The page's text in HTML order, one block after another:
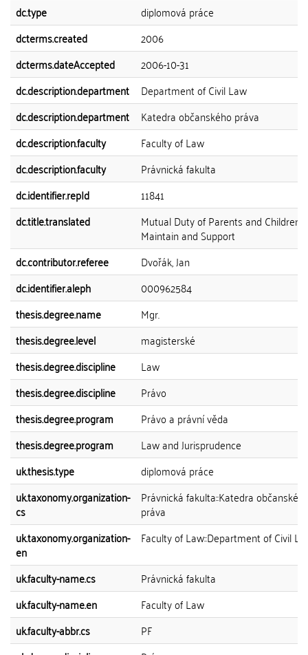
dc.type
diplomová práce
dcterms.created
2006
dcterms.dateAccepted
2006-10-31
dc.description.department
Department of Civil Law
dc.description.department
Katedra občanského práva
dc.description.faculty
Faculty of Law
dc.description.faculty
Právnická fakulta
dc.identifier.repId
11841
dc.title.translated
Mutual Duty of Parents and Children
Maintain and Support
dc.contributor.referee
Dvořák, Jan
dc.identifier.aleph
000962584
thesis.degree.name
Mgr.
thesis.degree.level
magisterské
thesis.degree.discipline
Law
thesis.degree.discipline
Právo
thesis.degree.program
Právo a právní věda
thesis.degree.program
Law and Jurisprudence
uk.thesis.type
diplomová práce
uk.taxonomy.organization-
cs
Právnická fakulta::Katedra
práva
uk.taxonomy.organization-
en
Faculty of Law::Department of Civil
uk.faculty-name.cs
Právnická fakulta
uk.faculty-name.en
Faculty of Law
uk.faculty-abbr.cs
PF